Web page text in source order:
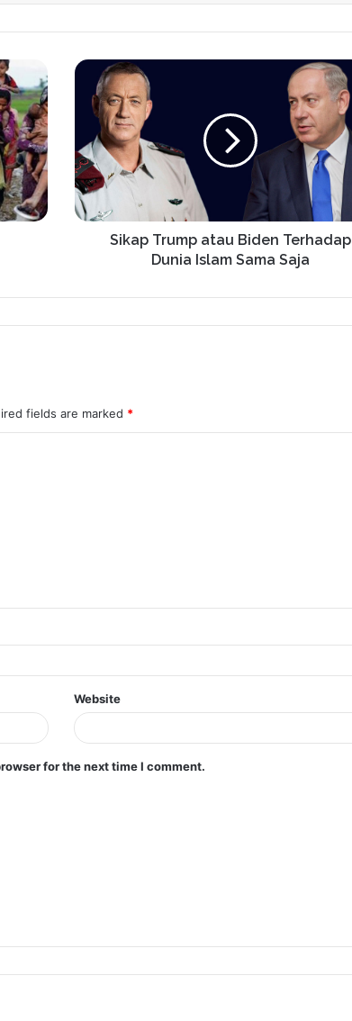
Sikap Trump atau Biden Terhadap
Dunia Islam Sama Saja
fields are marked *
Website
for the next time I comment.